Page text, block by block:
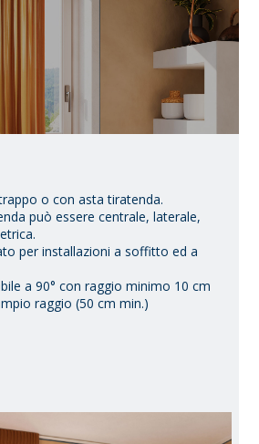
o con asta tiratenda.
può essere centrale, laterale,
per installazioni a soffitto ed a
a 90° con raggio minimo 10 cm
raggio (50 cm min.)